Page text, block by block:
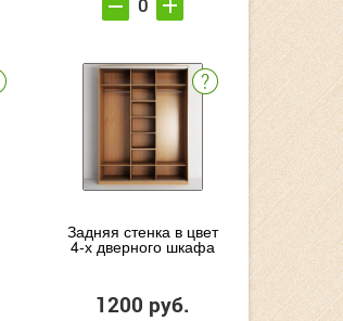
Задняя стенка в цвет
4-х дверного шкафа
1200 руб.